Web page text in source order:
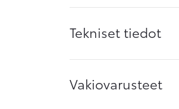
Tekniset tiedot
Vakiovarusteet